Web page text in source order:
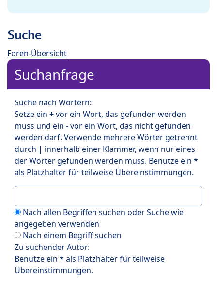
Suche
Foren-Übersicht
Suchanfrage
Suche nach Wörtern:
Setze ein +vor ein Wort, das gefunden werden
muss und ein -vor ein Wort, das nicht gefunden
werden darf. Verwende mehrere Wörter getrennt
durch | innerhalb einer Klammer, wenn nur eines
der Wörter gefunden werden muss. Benutze ein *
als Platzhalter für teilweise Übereinstimmungen.
Nach allen Begriffen suchen oder Suche wie
angegeben verwenden
Nach einem Begriff suchen
Zu suchender Autor:
Benutze ein * als Platzhalter für teilweise
Übereinstimmungen.